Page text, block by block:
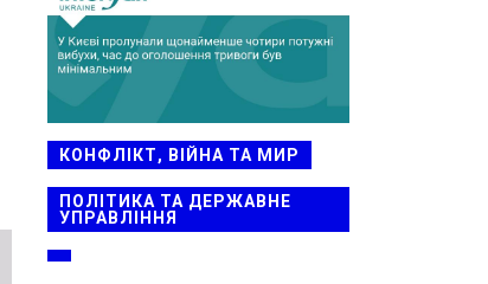
КОНФЛІКТ, ВІЙНА ТА МИР
ПОЛІТИКА ТА ДЕРЖАВНЕ
УПРАВЛІННЯ